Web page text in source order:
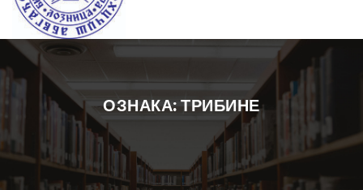
ОЗНАКА: ТРИБИНЕ